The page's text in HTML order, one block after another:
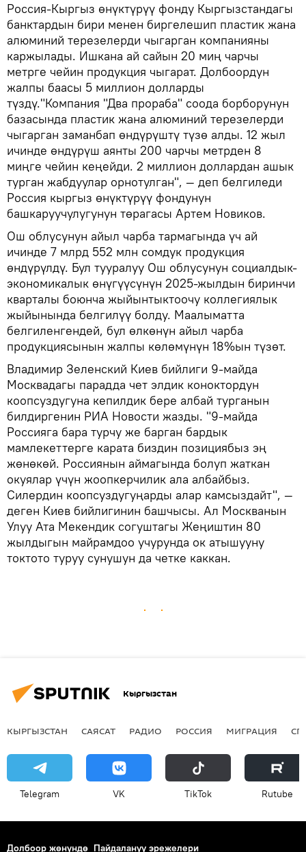
Россия-Кыргыз өнүктүрүү фонду Кыргызстандагы
банктардын бири менен биргелешип пластик жана
алюминий терезелерди чыгарган компанияны
каржылады. Ишкана ай сайын 20 миң чарчы
метрге чейин продукция чыгарат. Долбоордун
жалпы баасы 5 миллион долларды
түздү."Компания "Два прораба" соода борборунун
базасында пластик жана алюминий терезелерди
чыгарган заманбап өндүрүштү түзө алды. 12 жыл
ичинде өндүрүш аянты 200 чарчы метрден 8
миңге чейин кеңейди. 2 миллион доллардан ашык
турган жабдуулар орнотулган", — деп белгиледи
Россия кыргыз өнүктүрүү фондунун
башкаруучулугунун төрагасы Артем Новиков.
Ош облусунун айыл чарба тармагында үч ай
ичинде 7 млрд 552 млн сомдук продукция
өндүрүлдү. Бул тууралуу Ош облусунун социалдык-
экономикалык өнүгүүсүнүн 2025-жылдын биринчи
кварталы боюнча жыйынтыктоочу коллегиялык
жыйынында белгилүү болду. Маалыматта
белгиленгендей, бул өлкөнүн айыл чарба
продукциясынын жалпы көлөмүнүн 18%ын түзөт.
Владимир Зеленский Киев бийлиги 9-майда
Москвадагы парадда чет элдик коноктордун
коопсуздугуна кепилдик бере албай турганын
билдиргенин РИА Новости жазды. "9-майда
Россияга бара турчу же барган бардык
мамлекеттерге карата биздин позициябыз эң
жөнөкөй. Россиянын аймагында болуп жаткан
окуялар үчүн жоопкерчилик ала албайбыз.
Силердин коопсуздугуңарды алар камсыздайт", —
деген Киев бийлигинин башчысы. Ал Москванын
Улуу Ата Мекендик согуштагы Жеңиштин 80
жылдыгын майрамдоо учурунда ок атышууну
токтото туруу сунушун да четке каккан.
Кыргызстан
КЫРГЫЗСТАН САЯСАТ РАДИО РОССИЯ МИГРАЦИЯ
Telegram VK ТikТоk Rutube
Долбоор жөнүндө Пайдалануу эрежелери